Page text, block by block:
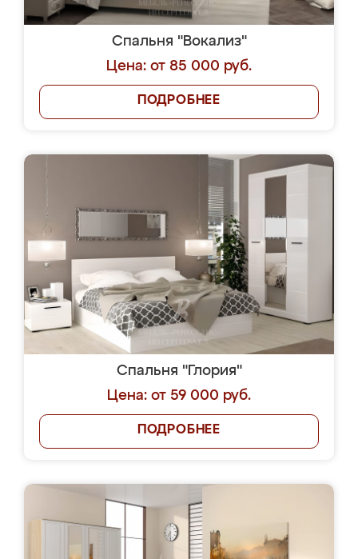
Спальня "Вокализ"
Цена: от 85 000 руб.
ПОДРОБНЕЕ
Спальня "Глория"
Цена: от 59 000 руб.
ПОДРОБНЕЕ